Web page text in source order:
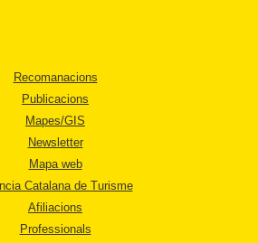
Recomanacions
Publicacions
Mapes/GIS
Newsletter
Mapa web
Catalana de Turisme
Afiliacions
Professionals